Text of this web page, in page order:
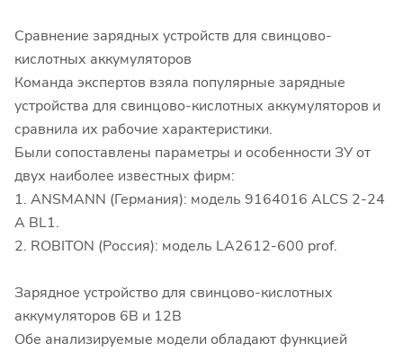
Сравнение зарядных устройств для свинцово-
кислотных аккумуляторов
Команда экспертов взяла популярные зарядные
устройства для свинцово-кислотных аккумуляторов и
сравнила их рабочие характеристики.
Были сопоставлены параметры и особенности ЗУ от
двух наиболее известных фирм:
1. ANSMANN (Германия): модель 9164016 ALCS 2-24
A BL1.
2. ROBITON (Россия): модель LA2612-600 prof.
Зарядное устройство для свинцово-кислотных
аккумуляторов 6В и 12В
Обе анализируемые модели обладают функцией